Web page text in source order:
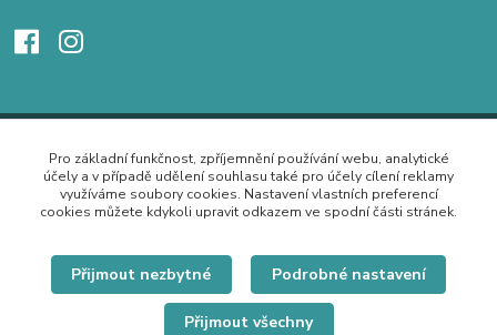
Pro základní funkčnost, zpříjemnění používání webu, analytické
účely a v případě udělení souhlasu také pro účely cílení reklamy
využíváme soubory cookies. Nastavení vlastních preferencí
cookies můžete kdykoli upravit odkazem ve spodní části stránek.
Přijmout nezbytné Podrobné nastavení
Přijmout všechny